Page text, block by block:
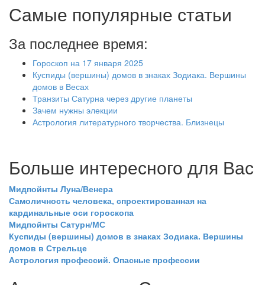
Самые популярные статьи
За последнее время:
Гороскоп на 17 января 2025
Куспиды (вершины) домов в знаках Зодиака. Вершины
домов в Весах
Транзиты Сатурна через другие планеты
Зачем нужны элекции
Астрология литературного творчества. Близнецы
Больше интересного для Вас
Мидпойнты Луна/Венера
Самоличность человека, спроектированная на
кардинальные оси гороскопа
Мидпойнты Сатурн/МС
Куспиды (вершины) домов в знаках Зодиака. Вершины
домов в Стрельце
Астрология профессий. Опасные профессии